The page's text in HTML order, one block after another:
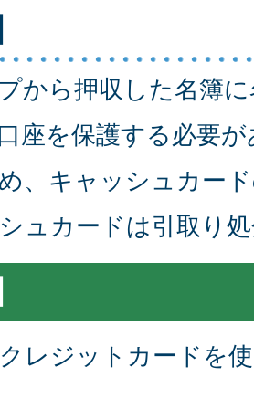
から押収した名簿
座を保護する必要
、キャッシュカー
ュカードは引取り
クレジットカードを